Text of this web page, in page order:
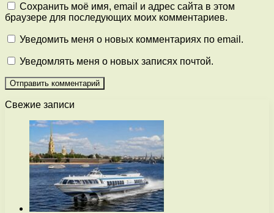
Сохранить моё имя, email и адрес сайта в этом
браузере для последующих моих комментариев.
Уведомить меня о новых комментариях по email.
Уведомлять меня о новых записях почтой.
Свежие записи